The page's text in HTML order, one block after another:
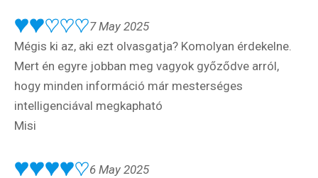
Hírlevél
7 May 2025
Mégis ki az, aki ezt olvasgatja? Komolyan érdekelne.
Mert én egyre jobban meg vagyok győződve arról,
hogy minden információ már mesterséges
intelligenciával megkapható
Misi
6 May 2025